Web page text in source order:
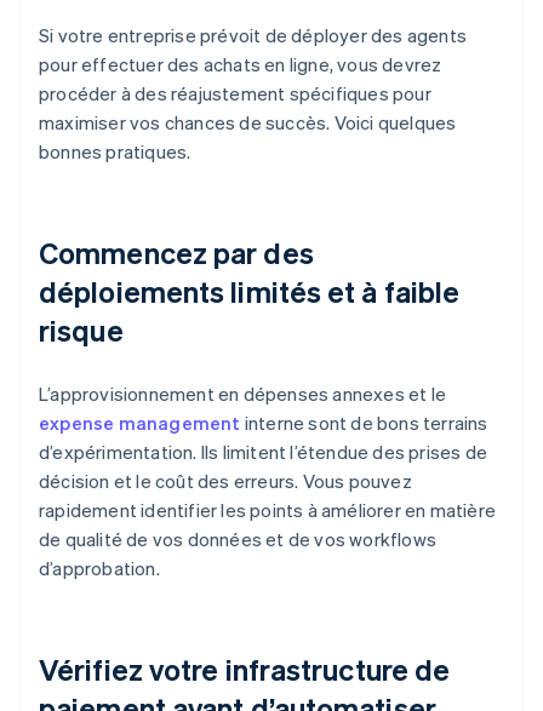
Si votre entreprise prévoit de déployer des agents
pour effectuer des achats en ligne, vous devrez
procéder à des réajustement spécifiques pour
maximiser vos chances de succès. Voici quelques
bonnes pratiques.
Commencez par des
déploiements limités et à faible
risque
L’approvisionnement en dépenses annexes et le
expense management interne sont de bons terrains
d’expérimentation. Ils limitent l’étendue des prises de
décision et le coût des erreurs. Vous pouvez
rapidement identifier les points à améliorer en matière
de qualité de vos données et de vos workflows
d’approbation.
Vérifiez votre infrastructure de